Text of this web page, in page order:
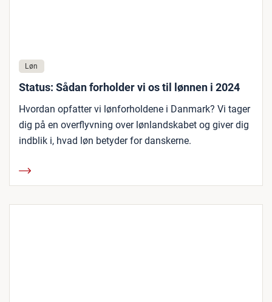
Løn
Status: Sådan forholder vi os til lønnen i 2024
Hvordan opfatter vi lønforholdene i Danmark? Vi tager
dig på en overflyvning over lønlandskabet og giver dig
indblik i, hvad løn betyder for danskerne.